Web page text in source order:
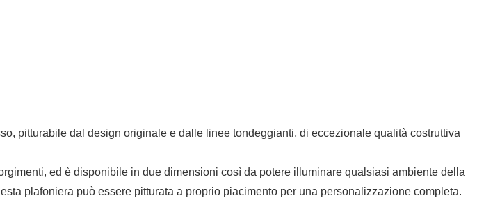
pitturabile dal design originale e dalle linee tondeggianti, di eccezionale qualità costruttiva
ed è disponibile in due dimensioni così da potere illuminare qualsiasi ambiente della
plafoniera può essere pitturata a proprio piacimento per una personalizzazione completa.